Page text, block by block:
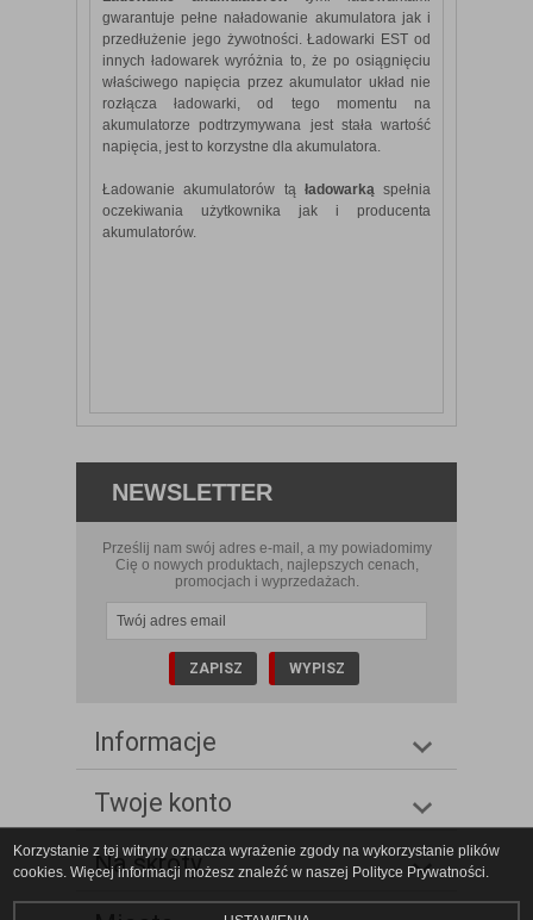
gwarantuje pełne naładowanie akumulatora jak i
przedłużenie jego żywotności. Ładowarki EST od
innych ładowarek wyróżnia to, że po osiągnięciu
właściwego napięcia przez akumulator układ nie
rozłącza ładowarki, od tego momentu na
akumulatorze podtrzymywana jest stała wartość
napięcia, jest to korzystne dla akumulatora.
Ładowanie akumulatorów tą ładowarką spełnia
oczekiwania użytkownika jak i producenta
akumulatorów.
NEWSLETTER
Prześlij nam swój adres e-mail, a my powiadomimy
Cię o nowych produktach, najlepszych cenach,
promocjach i wyprzedażach.
Informacje
Twoje konto
Na skróty
Korzystanie z tej witryny oznacza wyrażenie zgody na wykorzystanie plików
cookies. Więcej informacji możesz znaleźć w naszej Polityce Prywatności.